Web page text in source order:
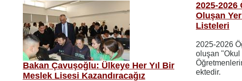
Bakan Çavuşoğlu: Ülkeye Her Yıl Bir
Meslek Lisesi Kazandıracağız
2025-2026
Oluşan
Listeleri
2025-2026
oluşan "Okul
ektedir.